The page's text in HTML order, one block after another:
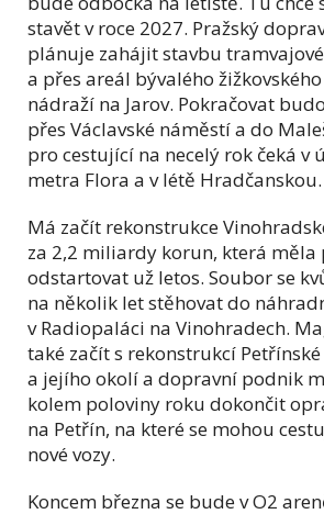
stavět v roce 2027. Pražský
plánuje zahájit stavbu
a přes areál bývalého
nádraží na Jarov. Pokračovat
přes Václavské náměstí a do
pro cestující na necelý rok čeká v
metra Flora a v létě Hradčanskou.
Má začít rekonstrukce
za 2,2 miliardy korun, která měla
odstartovat už letos. Soubor se
na několik let stěhovat do
v Radiopaláci na Vinohradech.
také začít s rekonstrukcí
a jejího okolí a dopravní podnik
kolem poloviny roku dokončit
na Petřín, na které se mohou
nové vozy.
Koncem března se bude v O2